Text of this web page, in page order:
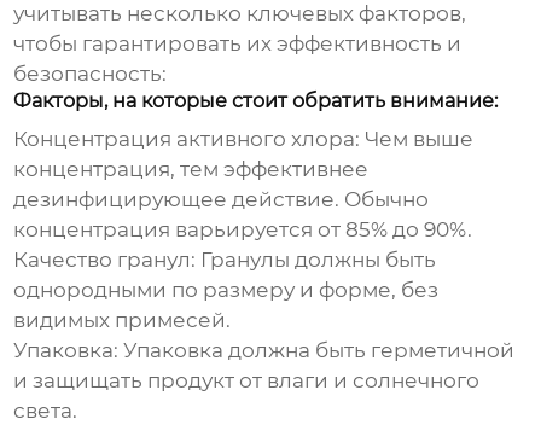
учитывать несколько ключевых факторов,
чтобы гарантировать их эффективность и
безопасность:
Факторы, на которые стоит обратить внимание:
Концентрация активного хлора: Чем выше
концентрация, тем эффективнее
дезинфицирующее действие. Обычно
концентрация варьируется от 85% до 90%.
Качество гранул: Гранулы должны быть
однородными по размеру и форме, без
видимых примесей.
Упаковка: Упаковка должна быть герметичной
и защищать продукт от влаги и солнечного
света.